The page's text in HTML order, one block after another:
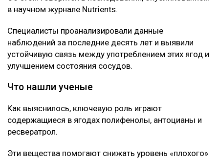
в научном журнале Nutrients.
Специалисты проанализировали данные
наблюдений за последние десять лет и выявили
устойчивую связь между употреблением этих ягод и
улучшением состояния сосудов.
Что нашли ученые
Как выяснилось, ключевую роль играют
содержащиеся в ягодах полифенолы, антоцианы и
ресвератрол.
Эти вещества помогают снижать уровень «плохого»